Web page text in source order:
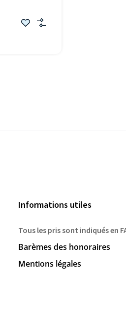
Informations utiles
Tous les pris sont indiqués en
Barèmes des honoraires
Mentions légales